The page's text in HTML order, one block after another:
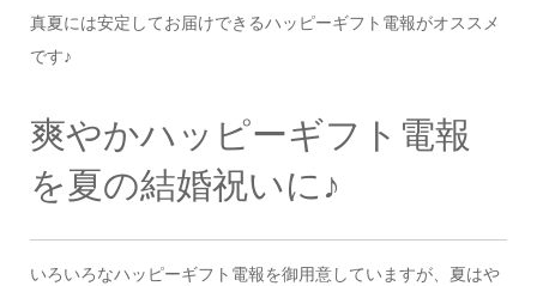
真夏には安定してお届けできるハッピーギフト電報がオススメ
です♪
爽やかハッピーギフト電報
を夏の結婚祝いに♪
いろいろなハッピーギフト電報を御用意していますが、夏はや